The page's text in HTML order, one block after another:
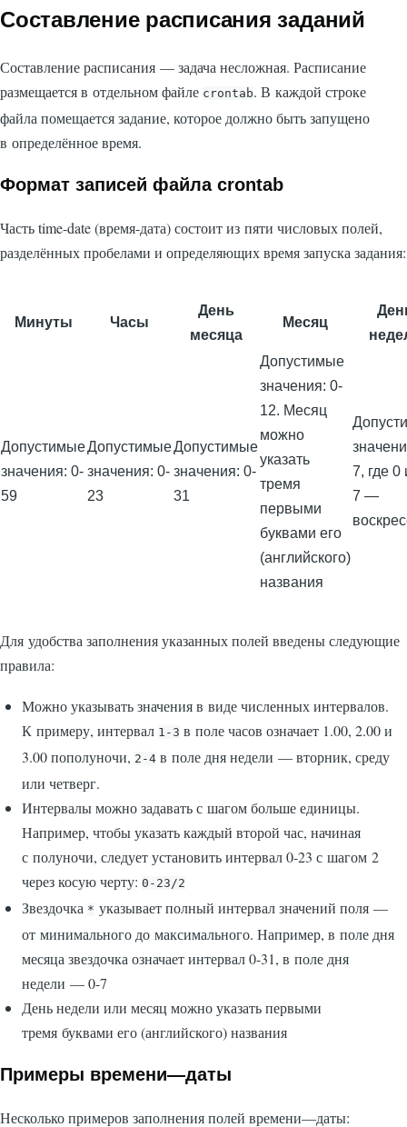
Составление расписания заданий
Составление расписания — задача несложная. Расписание
размещается в отдельном файле crontab. В каждой строке
файла помещается задание, которое должно быть запущено
в определённое время.
Формат записей файла crontab
Часть time-date (время-дата) состоит из пяти числовых полей,
разделённых пробелами и определяющих время запуска задания:
Минуты Часы
День
месяца
Месяц
Допустимые
значения: 0-
59
Допустимые
значения: 0-
23
Допустимые
значения: 0-
31
Допустимые
значения: 0-
12. Месяц
можно
указать
тремя
первыми
буквами его
(английского)
названия
7, где 0
7 —
Для удобства заполнения указанных полей введены следующие
правила:
Можно указывать значения в виде численных интервалов.
К примеру, интервал 1-3 в поле часов означает 1.00, 2.00 и
3.00 пополуночи, 2-4 в поле дня недели — вторник, среду
или четверг.
Интервалы можно задавать с шагом больше единицы.
Например, чтобы указать каждый второй час, начиная
с полуночи, следует установить интервал 0-23 с шагом 2
через косую черту: 0-23/2
Звездочка * указывает полный интервал значений поля —
от минимального до максимального. Например, в поле дня
месяца звездочка означает интервал 0-31, в поле дня
недели — 0-7
День недели или месяц можно указать первыми
тремя буквами его (английского) названия
Примеры времени—даты
Несколько примеров заполнения полей времени—даты: